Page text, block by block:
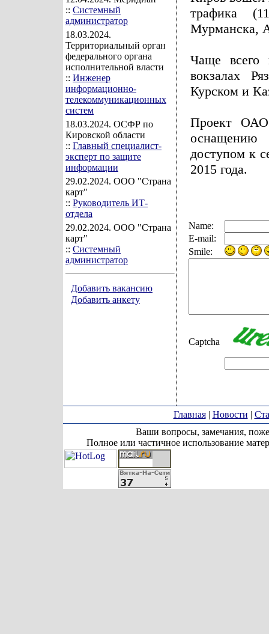
:: Системный
администратор
18.03.2024.
Территориальный орган
федерального органа
исполнительной власти
:: Инженер
информационно-
телекоммуникационных
систем
18.03.2024. ОСФР по
Кировской области
:: Главный специалист-
эксперт по защите
информации
29.02.2024. ООО "Страна
карт"
:: Руководитель ИТ-
отдела
29.02.2024. ООО "Страна
карт"
:: Системный
администратор
Добавить вакансию
Добавить анкету
трафика
Мурманска,
Чаще всего
вокзалах
Курском и
Проект
оснащению
доступом к
2015 года.
Name:
E-mail:
Smile:
Captcha
Главная| Новости |
Ваши вопросы, замечания,
Полное или частичное использование